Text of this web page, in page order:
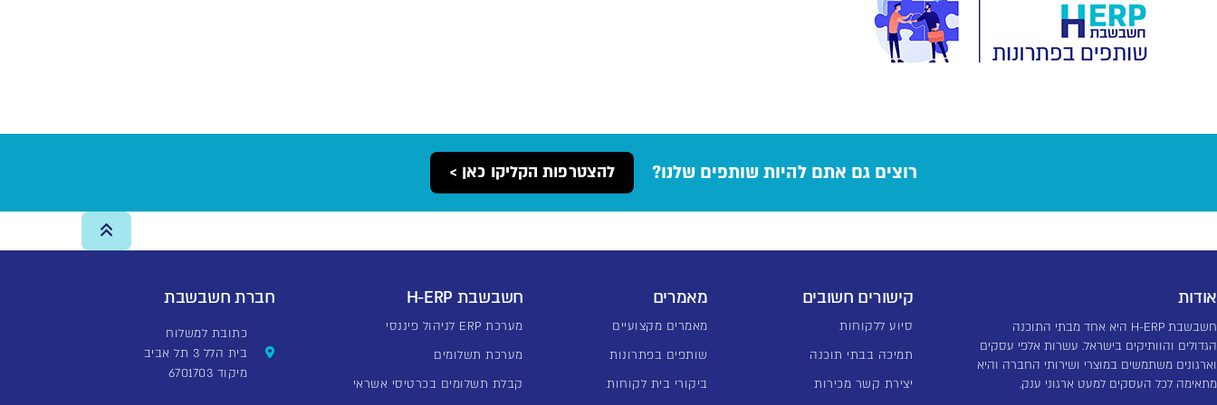
רוצים גם אתם להיות שותפים שלנו? להצטרפות הקליקו כאן >
אודות
חשבשבת H-ERP היא אחד מבתי התוכנה
הגדולים והוותיקים בישראל. עשרות אלפי עסקים
וארגונים משתמשים במוצרי ושירותי החברה והיא
מתאימה לכל העסקים למעט ארגוני ענק.
קישורים חשובים
סיוע ללקוחות
תמיכה בבתי תוכנה
יצירת קשר מכירות
מאמרים
מאמרים מקצועיים
שותפים בפתרונות
ביקורי בית לקוחות
חשבשבת H-ERP
מערכת ERP לניהול פיננסי
מערכת תשלומים
קבלת תשלומים בכרטיסי אשראי
חברת חשבשבת
כתובת למשלוח
בית הלל 3 תל אביב
מיקוד 6701703